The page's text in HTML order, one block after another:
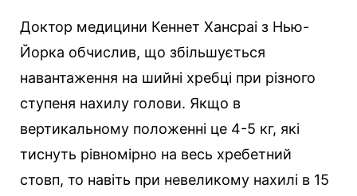
Доктор медицини Кеннет Хансраі з Нью-
Йорка обчислив, що збільшується
навантаження на шийні хребці при різного
ступеня нахилу голови. Якщо в
вертикальному положенні це 4-5 кг, які
тиснуть рівномірно на весь хребетний
стовп, то навіть при невеликому нахилі в 15